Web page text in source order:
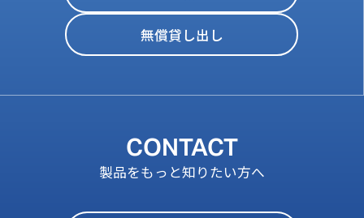
無償貸し出し
CONTACT
製品をもっと知りたい方へ